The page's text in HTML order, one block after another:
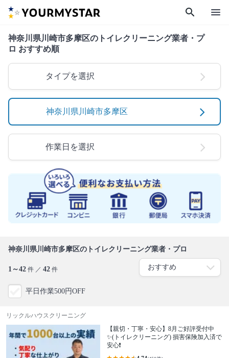
search menu
神奈川県川崎市多摩区のトイレクリーニング業者・プ
ロ おすすめ順
タイプを選択
神奈川県川崎市多摩区
作業日を選択
神奈川県川崎市多摩区のトイレクリーニング業者・プロ
1～42 件 ／ 42 件
平日作業500円OFF
リックルハウスクリーニング
【親切・丁寧・安心】8月ご好評受付中
✨️(トイレクリーニング) 損害保険加入済で
安心❗️